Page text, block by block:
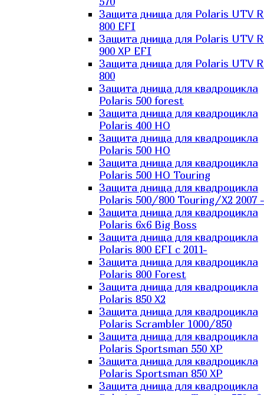
Защита днища для Polaris UTV
800 EFI
Защита днища для Polaris UTV
900 XP EFI
Защита днища для Polaris UTV
800
Защита днища для квадроцикла
Polaris 500 forest
Защита днища для квадроцикла
Polaris 400 HO
Защита днища для квадроцикла
Polaris 500 HO
Защита днища для квадроцикла
Polaris 500 HO Touring
Защита днища для квадроцикла
Polaris 500/800 Touring/X2 2007 -
Защита днища для квадроцикла
Polaris 6х6 Big Boss
Защита днища для квадроцикла
Polaris 800 EFI с 2011-
Защита днища для квадроцикла
Polaris 800 Forest
Защита днища для квадроцикла
Polaris 850 X2
Защита днища для квадроцикла
Polaris Scrambler 1000/850
Защита днища для квадроцикла
Polaris Sportsman 550 XP
Защита днища для квадроцикла
Polaris Sportsman 850 XP
Защита днища для квадроцикла